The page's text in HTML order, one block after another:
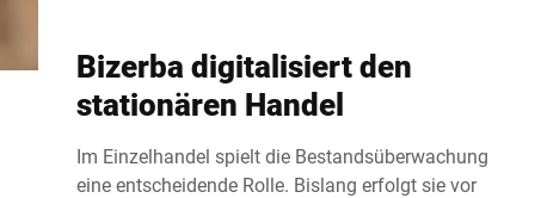
Bizerba digitalisiert den
stationären Handel
Im Einzelhandel spielt die Bestandsüberwachung
eine entscheidende Rolle. Bislang erfolgt sie vor